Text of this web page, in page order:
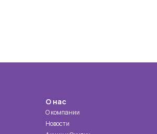
О нас
О компании
Новости